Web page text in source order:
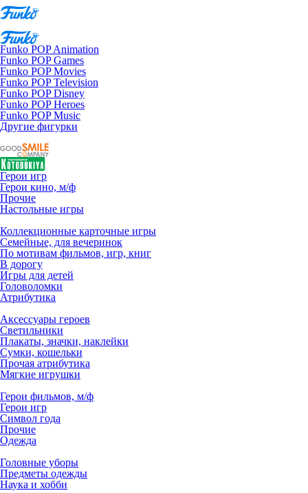
Funko POP Animation
Funko POP Games
Funko POP Movies
Funko POP Television
Funko POP Disney
Funko POP Heroes
Funko POP Music
Другие фигурки
Герои игр
Герои кино, м/ф
Прочие
Настольные игры
Коллекционные карточные игры
Семейные, для вечеринок
По мотивам фильмов, игр, книг
В дорогу
Игры для детей
Головоломки
Атрибутика
Аксессуары героев
Светильники
Плакаты, значки, наклейки
Сумки, кошельки
Прочая атрибутика
Мягкие игрушки
Герои фильмов, м/ф
Герои игр
Символ года
Прочие
Одежда
Головные уборы
Предметы одежды
Наука и хобби